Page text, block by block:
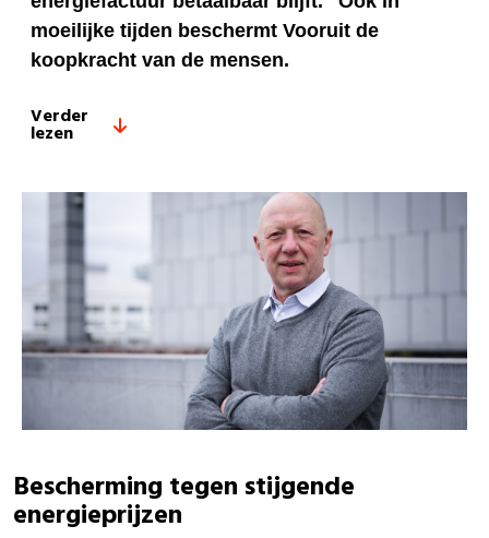
moeilijke tijden beschermt Vooruit de
koopkracht van de mensen.
Verder
lezen
Bescherming tegen stijgende
energieprijzen